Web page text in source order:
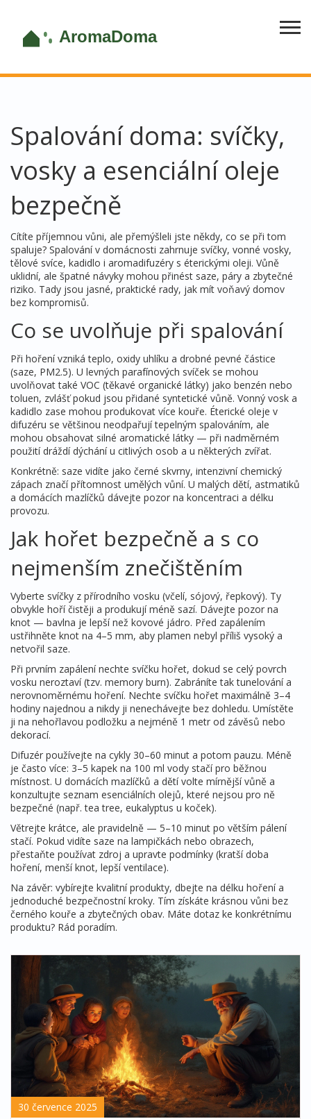
Spalování doma: svíčky,
vosky a esenciální oleje
bezpečně
Cítíte příjemnou vůni, ale přemýšleli jste někdy, co se při tom
spaluje? Spalování v domácnosti zahrnuje svíčky, vonné vosky,
tělové svíce, kadidlo i aromadifuzéry s éterickými oleji. Vůně
uklidní, ale špatné návyky mohou přinést saze, páry a zbytečné
riziko. Tady jsou jasné, praktické rady, jak mít voňavý domov
bez kompromisů.
Co se uvolňuje při spalování
Při hoření vzniká teplo, oxidy uhlíku a drobné pevné částice
(saze, PM2.5). U levných parafínových svíček se mohou
uvolňovat také VOC (těkavé organické látky) jako benzén nebo
toluen, zvlášť pokud jsou přidané syntetické vůně. Vonný vosk a
kadidlo zase mohou produkovat více kouře. Éterické oleje v
difuzéru se většinou neodpařují tepelným spalováním, ale
mohou obsahovat silné aromatické látky — při nadměrném
použití dráždí dýchání u citlivých osob a u některých zvířat.
Konkrétně: saze vidíte jako černé skvrny, intenzivní chemický
zápach značí přítomnost umělých vůní. U malých dětí, astmatiků
a domácích mazlíčků dávejte pozor na koncentraci a délku
provozu.
Jak hořet bezpečně a s co
nejmenším znečištěním
Vyberte svíčky z přírodního vosku (včelí, sójový, řepkový). Ty
obvykle hoří čistěji a produkují méně sazí. Dávejte pozor na
knot — bavlna je lepší než kovové jádro. Před zapálením
ustřihněte knot na 4–5 mm, aby plamen nebyl příliš vysoký a
netvořil saze.
Při prvním zapálení nechte svíčku hořet, dokud se celý povrch
vosku neroztaví (tzv. memory burn). Zabráníte tak tunelování a
nerovnoměrnému hoření. Nechte svíčku hořet maximálně 3–4
hodiny najednou a nikdy ji nenechávejte bez dohledu. Umístěte
ji na nehořlavou podložku a nejméně 1 metr od závěsů nebo
dekorací.
Difuzér používejte na cykly 30–60 minut a potom pauzu. Méně
je často více: 3–5 kapek na 100 ml vody stačí pro běžnou
místnost. U domácích mazlíčků a dětí volte mírnější vůně a
konzultujte seznam esenciálních olejů, které nejsou pro ně
bezpečné (např. tea tree, eukalyptus u koček).
Větrejte krátce, ale pravidelně — 5–10 minut po větším pálení
stačí. Pokud vidíte saze na lampičkách nebo obrazech,
přestaňte používat zdroj a upravte podmínky (kratší doba
hoření, menší knot, lepší ventilace).
Na závěr: vybírejte kvalitní produkty, dbejte na délku hoření a
jednoduché bezpečnostní kroky. Tím získáte krásnou vůni bez
černého kouře a zbytečných obav. Máte dotaz ke konkrétnímu
produktu? Rád poradím.
30 července 2025